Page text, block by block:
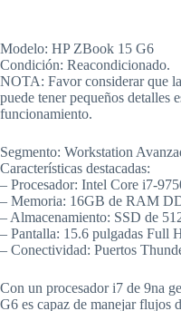
Modelo: HP ZBook 15 G6
Condición: Reacondicionado.
NOTA: Favor considerar que
puede tener pequeños detalles
funcionamiento.
Segmento: Workstation
Características destacadas:
– Procesador: Intel Core i7-
– Memoria: 16GB de RAM
– Almacenamiento: SSD de
– Pantalla: 15.6 pulgadas Full
– Conectividad: Puertos
Con un procesador i7 de 9na
G6 es capaz de manejar flujos